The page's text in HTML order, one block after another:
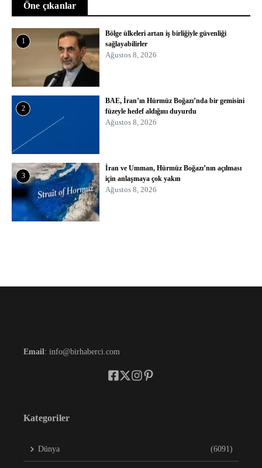
Öne çıkanlar
1
Bölge ülkeleri artan iş birliğiyle güvenliği
sağlayabilirler
Ağustos 8, 2026
2
BAE, İran’ın Hürmüz Boğazı’nda bir gemisini
füzeyle hedef aldığını duyurdu
Ağustos 8, 2026
3
İran ve Umman, Hürmüz Boğazı’nın açılması
için anlaşmaya çok yakın
Ağustos 8, 2026
Email: info@birhaberci.com
Kategoriler
Dünya (6091)